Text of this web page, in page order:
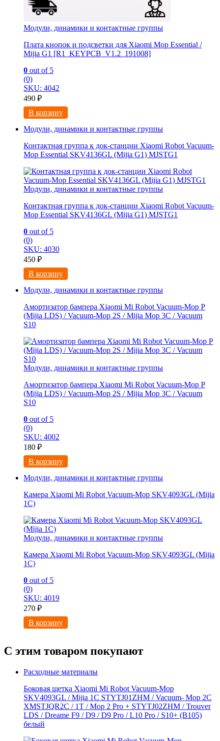
Модули, динамики и контактные группы
Плата кнопок и подсветки для Xiaomi Mop Essential /
Mijia G1 [R1_KEYPCB_V1.2_191008]
0 out of 5
(0)
SKU: 4042
490 ₽
В корзину
Модули, динамики и контактные группы
Контактная группа к док-станции Xiaomi Robot Vacuum-
Mop Essential SKV4136GL (Mijia G1) MJSTG1
Модули, динамики и контактные группы
Контактная группа к док-станции Xiaomi Robot Vacuum-
Mop Essential SKV4136GL (Mijia G1) MJSTG1
0 out of 5
(0)
SKU: 4030
450 ₽
В корзину
Модули, динамики и контактные группы
Амортизатор бампера Xiaomi Mi Robot Vacuum-Mop P
(Mijia LDS) / Vacuum-Mop 2S / Mijia Mop 3C / Vacuum
S10
Модули, динамики и контактные группы
Амортизатор бампера Xiaomi Mi Robot Vacuum-Mop P
(Mijia LDS) / Vacuum-Mop 2S / Mijia Mop 3C / Vacuum
S10
0 out of 5
(0)
SKU: 4002
180 ₽
В корзину
Модули, динамики и контактные группы
Камера Xiaomi Mi Robot Vacuum-Mop SKV4093GL (Mijia
1C)
Модули, динамики и контактные группы
Камера Xiaomi Mi Robot Vacuum-Mop SKV4093GL (Mijia
1C)
0 out of 5
(0)
SKU: 4019
270 ₽
В корзину
С этим товаром покупают
Расходные материалы
Боковая щетка Xiaomi Mi Robot Vacuum-Mop
SKV4093GL / Mijia 1C STYTJ01ZHM / Vacuum- Mop 2C
XMSTJQR2C / 1T / Mop 2 Pro + STYTJ02ZHM / Trouver
LDS / Dreame F9 / D9 / D9 Pro / L10 Pro / S10+ (B105)
белый